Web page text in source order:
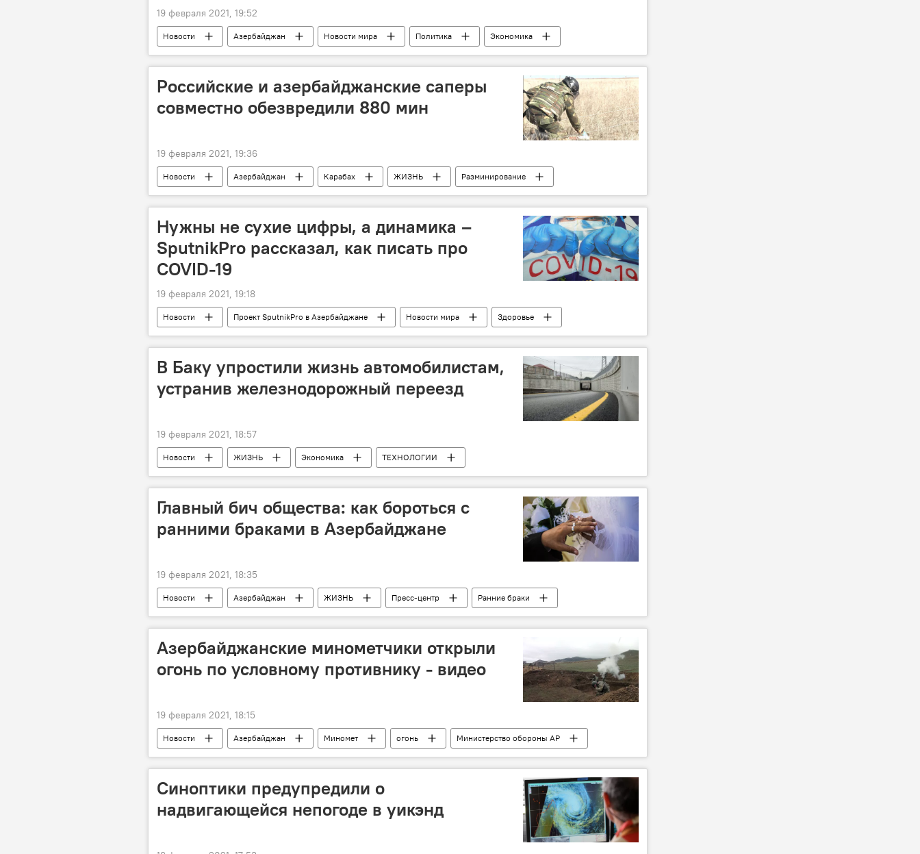
19 февраля 2021, 19:52
Новости Азербайджан Новости мира Политика
Экономика
Турция
Партнерство сотрудничество документы
Российские и азербайджанские саперы
совместно обезвредили 880 мин
19 февраля 2021, 19:36
Новости Азербайджан Карабах ЖИЗНЬ
Разминирование
Министерство по чрезвычайным ситуациям РФ
Министерство по чрезвычайным ситуациям АР
Нужны не сухие цифры, а динамика –
SputnikPro рассказал, как писать про
COVID-19
19 февраля 2021, 19:18
Новости Проект SputnikPro в Азербайджане Новости мира
Здоровье
ЖИЗНЬ
Пресс-центр SputnikPro семинар Коронавирус
В Баку упростили жизнь автомобилистам,
устранив железнодорожный переезд
19 февраля 2021, 18:57
Новости ЖИЗНЬ Экономика
ТЕХНОЛОГИИ
ЗАО "Азербайджанские железные дороги"
переезд Забрат
Главный бич общества: как бороться с
ранними браками в Азербайджане
19 февраля 2021, 18:35
Новости Азербайджан ЖИЗНЬ Пресс-центр
Ранние браки
борьба
Азербайджанские минометчики открыли
огонь по условному противнику - видео
19 февраля 2021, 18:15
Новости Азербайджан Миномет огонь Министерство обороны АР
Синоптики предупредили о
надвигающейся непогоде в уикэнд